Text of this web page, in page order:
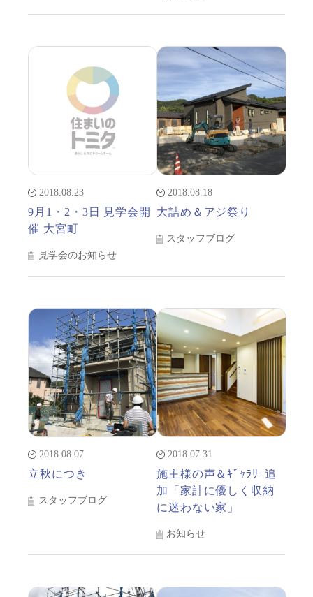
2018.08.23
9月1・2・3日 見学会開
催 大宮町
見学会のお知らせ
2018.08.18
大詰め＆アジ祭り
スタッフブログ
2018.08.07
立秋につき
スタッフブログ
2018.07.31
施主様の声＆ｷﾞｬﾗﾘｰ追
加「家計に優しく収納
に迷わない家」
お知らせ